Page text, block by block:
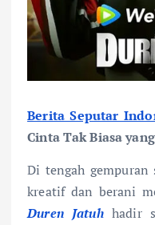
Berita Seputar
Cinta Tak Biasa
Di tengah
kreatif dan berani
Duren Jatuhhadir